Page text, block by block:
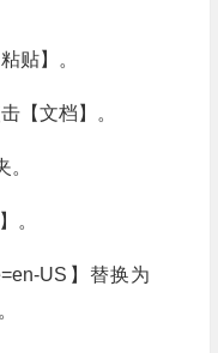
贴】。
【文档】。
。
US】替换为